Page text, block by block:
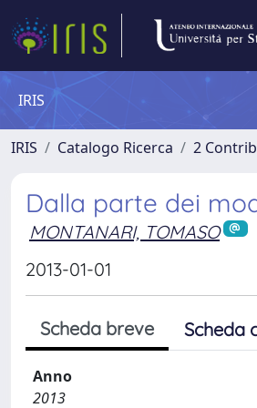
IRIS
IRIS Catalogo Ricerca 2
Dalla parte dei
MONTANARI, TOMASO
2013-01-01
Scheda breve Scheda
Anno
2013